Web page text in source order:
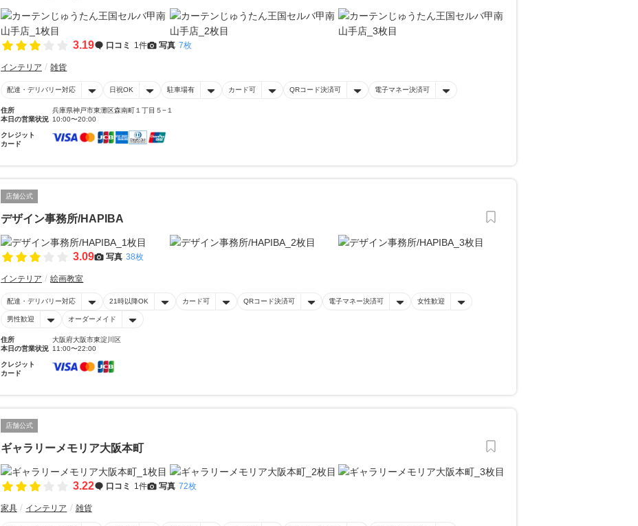
3.19 口コミ 1件 写真 7枚
インテリア 雑貨
配達・デリバリー対応 日祝OK 駐車場有 カード可 QRコード決済可 電子マネー決済可
住所
兵庫県神戸市東灘区森南町１丁目５−１
本日の営業状況 10:00〜20:00
クレジット
カード
店舗公式
デザイン事務所/HAPIBA
3.09 写真 38枚
インテリア 絵画教室
配達・デリバリー対応 21時以降OK カード可 QRコード決済可 電子マネー決済可 女性歓迎
男性歓迎 オーダーメイド
住所
大阪府大阪市東淀川区
本日の営業状況 11:00〜22:00
クレジット
カード
店舗公式
ギャラリーメモリア大阪本町
3.22 口コミ 1件 写真 72枚
家具 インテリア 雑貨